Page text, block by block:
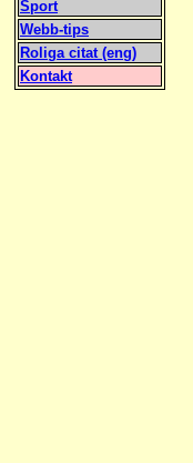
Sport
Webb-tips
Roliga citat (eng)
Kontakt